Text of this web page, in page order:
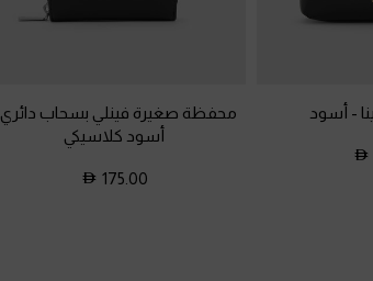
- أسود محفظة صغيرة فينلي بسحاب دائري
أسود كلاسيكي
175.00